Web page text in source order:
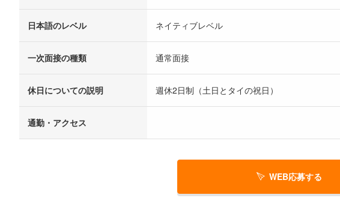
日本語のレベル ネイティブレベル
一次面接の種類 通常面接
休日についての説明 週休2日制（土日とタイの祝日）
通勤・アクセス
WEB応募する